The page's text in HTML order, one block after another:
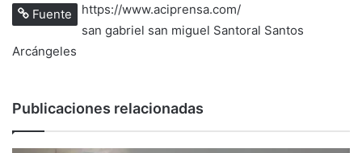
Fuente
https://www.aciprensa.com/
san gabriel san miguel Santoral Santos
Arcángeles
Publicaciones relacionadas